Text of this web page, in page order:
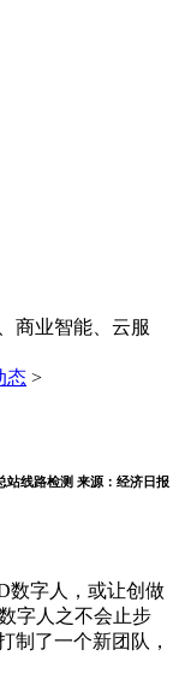
商业智能、云服
态 >
站线路检测 来源： 经济日报
字人，或让创做
字人之不会止步
制了一个新团队，